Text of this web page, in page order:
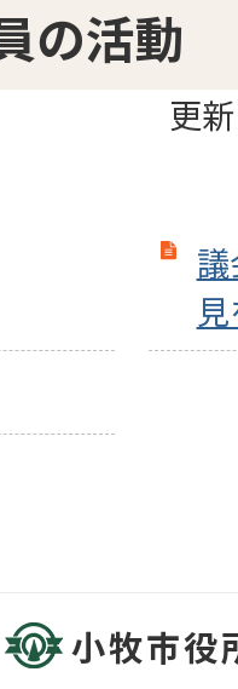
の活動
更
小牧市役